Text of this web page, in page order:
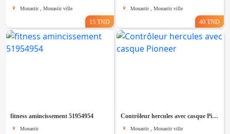
Monastir , Monastir ville
15 TND
Monastir , Monastir ville
40 TND
fitness amincissement 51954954
Monastir
Contrôleur hercules avec casque Pioneer
Monastir , Monastir ville